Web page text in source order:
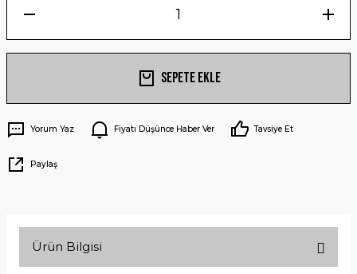
Sepete Ekle
Yorum Yaz Fiyatı Düşünce Haber Ver Tavsiye Et
Paylaş
Ürün Bilgisi